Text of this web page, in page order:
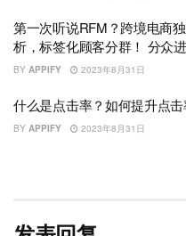
第一次听说RFM？跨境电商
析，标签化顾客分群！ 分众
BY APPIFY 2023年8月31日
什么是点击率？如何提升点击
BY APPIFY 2023年8月31日